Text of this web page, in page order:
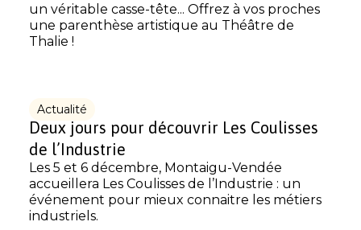
un véritable casse-tête... Offrez à vos proches
une parenthèse artistique au Théâtre de
Thalie !
Actualité
Deux jours pour découvrir Les Coulisses
de l’Industrie
Les 5 et 6 décembre, Montaigu-Vendée
accueillera Les Coulisses de l’Industrie : un
événement pour mieux connaitre les métiers
industriels.